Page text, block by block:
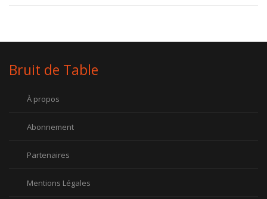
Bruit de Table
À propos
Abonnement
Partenaires
Mentions Légales